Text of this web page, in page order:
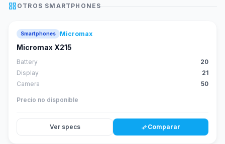
grid_view OTROS SMARTPHONES
Smartphones Micromax
Micromax X215
Battery
20
Display
21
Camera
50
Precio no disponible
Ver specs compare_arrowsComparar